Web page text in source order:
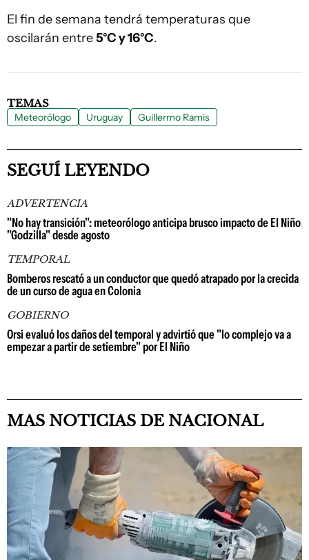
El fin de semana tendrá temperaturas que
oscilarán entre5°C y 16°C.
TEMAS
Meteorólogo Uruguay Guillermo Ramis
SEGUÍ LEYENDO
ADVERTENCIA
"No hay transición": meteorólogo anticipa brusco impacto de El Niño
"Godzilla" desde agosto
TEMPORAL
Bomberos rescató a un conductor que quedó atrapado por la crecida
de un curso de agua en Colonia
GOBIERNO
Orsi evaluó los daños del temporal y advirtió que "lo complejo va a
empezar a partir de setiembre" por El Niño
MAS NOTICIAS DE NACIONAL